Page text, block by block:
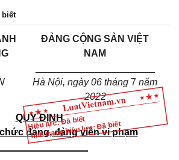
biết
Hiệu lực: Đã biết
Tình trạng hiệu lực: Đã biết
ĐẢNG CỘNG SẢN VIỆT
NAM
Hà Nội, ngày 06 tháng 7 năm
2022
QUY ĐỊNH
đảng, đảng viên vi phạm